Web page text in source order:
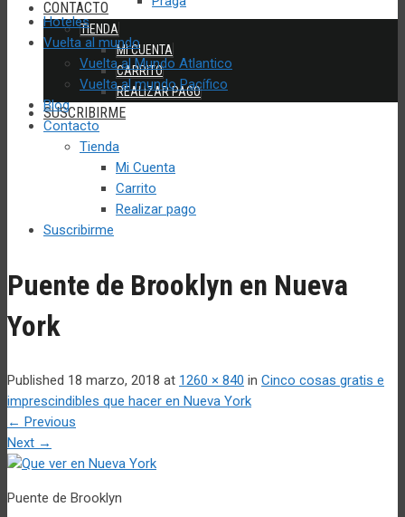
CONTACTO
TIENDA
MI CUENTA
CARRITO
REALIZAR PAGO
SUSCRIBIRME
Hoteles
Vuelta al mundo
Vuelta al Mundo Atlantico
Vuelta al mundo Pacífico
Blog
Contacto
Tienda
Mi Cuenta
Carrito
Realizar pago
Suscribirme
Puente de Brooklyn en Nueva
York
Published 18 marzo, 2018 at 1260 × 840 in Cinco cosas gratis e
imprescindibles que hacer en Nueva York
← Previous
Next →
Puente de Brooklyn